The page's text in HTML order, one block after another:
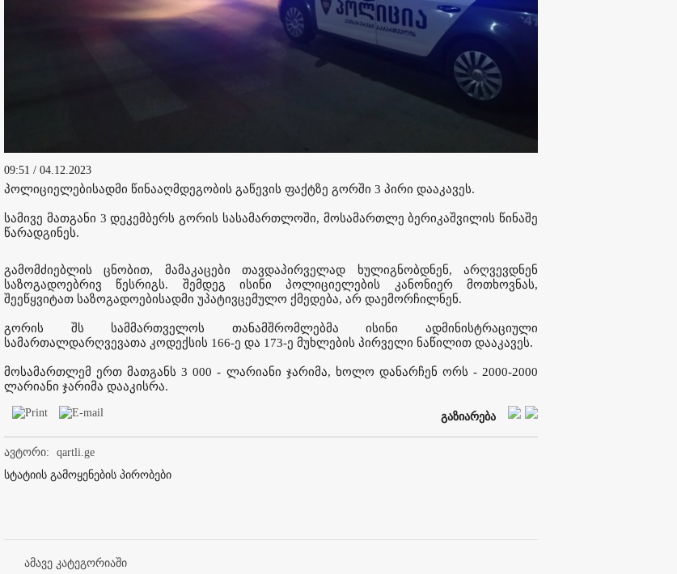
09:51 / 04.12.2023
პოლიციელებისადმი წინააღმდეგობის გაწევის ფაქტზე გორში 3 პირი დააკავეს.
სამივე მათგანი 3 დეკემბერს გორის სასამართლოში, მოსამართლე ბერიკაშვილის წინაშე
წარადგინეს.
გამომძიებლის ცნობით, მამაკაცები თავდაპირველად ხულიგნობდნენ, არღვევდნენ
საზოგადოებრივ წესრიგს. შემდეგ ისინი პოლიციელების კანონიერ მოთხოვნას,
შეეწყვიტათ საზოგადოებისადმი უპატივცემულო ქმედება, არ დაემორჩილნენ.
გორის შს სამმართველოს თანამშრომლებმა ისინი ადმინისტრაციული
სამართალდარღვევათა კოდექსის 166-ე და 173-ე მუხლების პირველი ნაწილით დააკავეს.
მოსამართლემ ერთ მათგანს 3 000 - ლარიანი ჯარიმა, ხოლო დანარჩენ ორს - 2000-2000
ლარიანი ჯარიმა დააკისრა.
გაზიარება
ავტორი:
qartli.ge
სტატიის გამოყენების პირობები
ამავე კატეგორიაში